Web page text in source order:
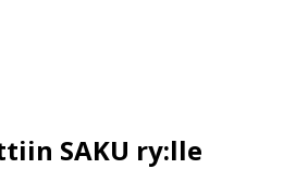
SAKU ry:lle